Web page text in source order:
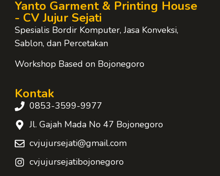
Yanto Garment & Printing House
- CV Jujur Sejati
Spesialis Bordir Komputer, Jasa Konveksi,
Sablon, dan Percetakan
Workshop Based on Bojonegoro
Kontak
0853-3599-9977
Jl. Gajah Mada No 47 Bojonegoro
cvjujursejati@gmail.com
cvjujursejatibojonegoro